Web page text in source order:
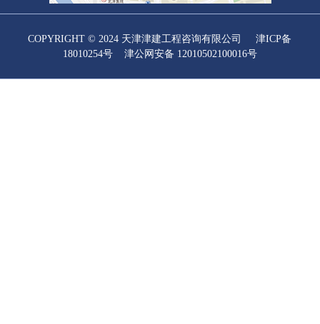
COPYRIGHT © 2024 天津津建工程咨询有限公司津ICP备
18010254号
津公网安备 12010502100016号